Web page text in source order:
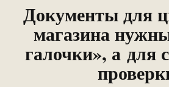
Документы для
магазина
галочки», а для